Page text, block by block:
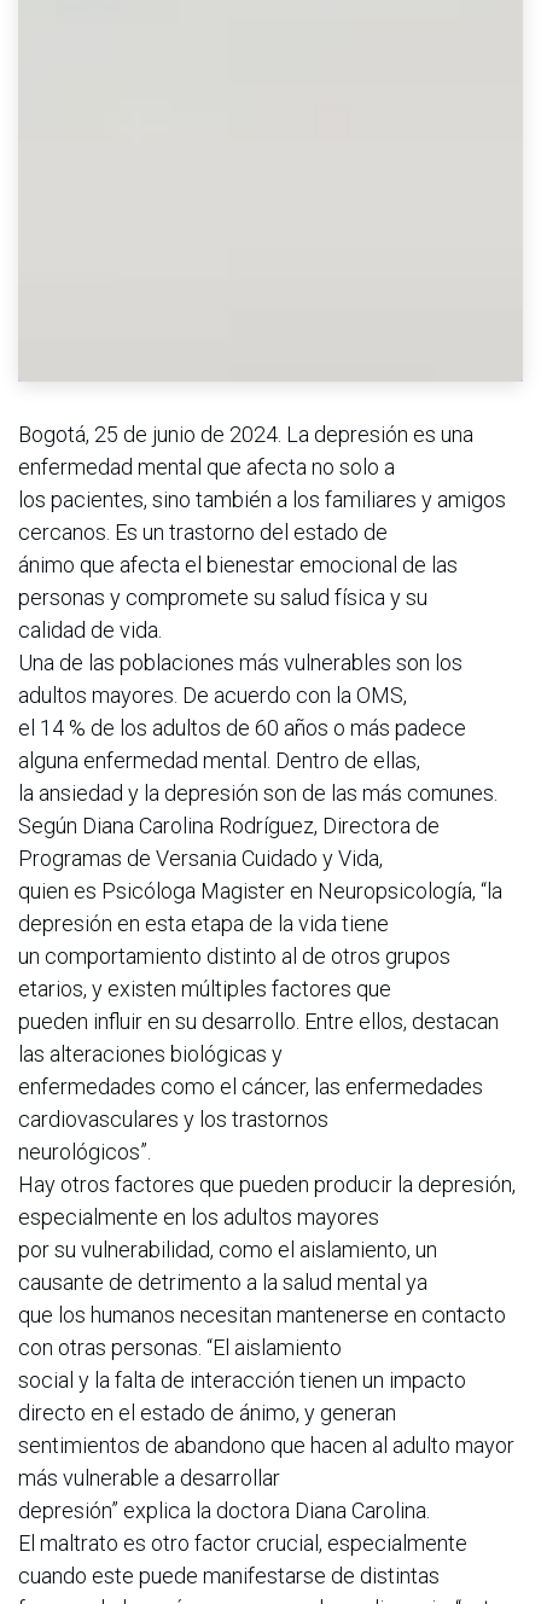
Bogotá, 25 de junio de 2024. La depresión es una
enfermedad mental que afecta no solo a
los pacientes, sino también a los familiares y amigos
cercanos. Es un trastorno del estado de
ánimo que afecta el bienestar emocional de las
personas y compromete su salud física y su
calidad de vida.
Una de las poblaciones más vulnerables son los
adultos mayores. De acuerdo con la OMS,
el 14 % de los adultos de 60 años o más padece
alguna enfermedad mental. Dentro de ellas,
la ansiedad y la depresión son de las más comunes.
Según Diana Carolina Rodríguez, Directora de
Programas de Versania Cuidado y Vida,
quien es Psicóloga Magister en Neuropsicología, “la
depresión en esta etapa de la vida tiene
un comportamiento distinto al de otros grupos
etarios, y existen múltiples factores que
pueden influir en su desarrollo. Entre ellos, destacan
las alteraciones biológicas y
enfermedades como el cáncer, las enfermedades
cardiovasculares y los trastornos
neurológicos”.
Hay otros factores que pueden producir la depresión,
especialmente en los adultos mayores
por su vulnerabilidad, como el aislamiento, un
causante de detrimento a la salud mental ya
que los humanos necesitan mantenerse en contacto
con otras personas. “El aislamiento
social y la falta de interacción tienen un impacto
directo en el estado de ánimo, y generan
sentimientos de abandono que hacen al adulto mayor
más vulnerable a desarrollar
depresión” explica la doctora Diana Carolina.
El maltrato es otro factor crucial, especialmente
cuando este puede manifestarse de distintas